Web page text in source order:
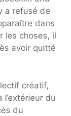
a refusé de
dans
les choses, il
avoir quitté
créatif,
l’extérieur du
du